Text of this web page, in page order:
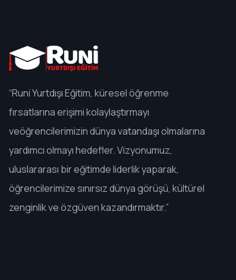
“Runi Yurtdışı Eğitim, küresel öğrenme
fırsatlarına erişimi kolaylaştırmayı
veöğrencilerimizin dünya vatandaşı olmalarına
yardımcı olmayı hedefler. Vizyonumuz,
uluslararası bir eğitimde liderlik yaparak,
öğrencilerimize sınırsız dünya görüşü, kültürel
zenginlik ve özgüven kazandırmaktır.”